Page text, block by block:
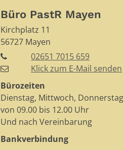
Büro PastR Mayen
Kirchplatz 11
56727 Mayen
02651 7015 659
Klick zum E-Mail senden
Bürozeiten
Dienstag, Mittwoch, Donnerstag
von 09.00 bis 12.00 Uhr
Und nach Vereinbarung
Bankverbindung